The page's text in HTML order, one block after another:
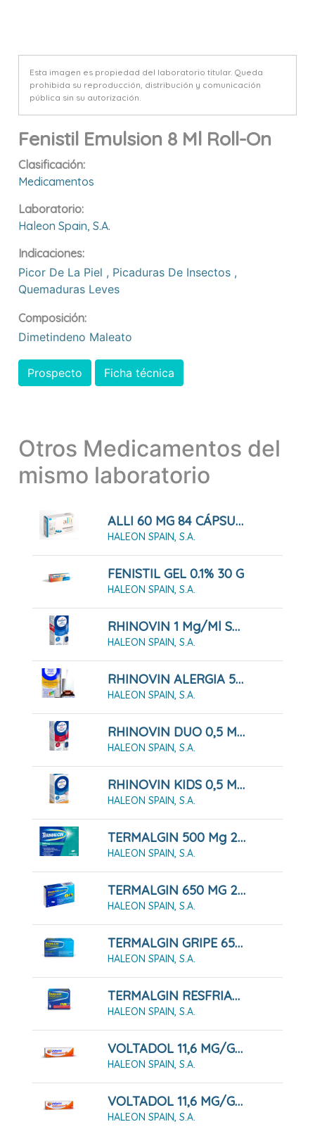
Esta imagen es propiedad del laboratorio titular. Queda
prohibida su reproducción, distribución y comunicación
pública sin su autorización.
Fenistil Emulsion 8 Ml Roll-On
Clasificación:
Medicamentos
Laboratorio:
Haleon Spain, S.a.
Indicaciones:
Picor De La Piel , Picaduras De Insectos ,
Quemaduras Leves
Composición:
Dimetindeno Maleato
Prospecto Ficha técnica
Otros Medicamentos del
mismo laboratorio
ALLI 60 MG 84 CÁPSULAS DURAS
HALEON SPAIN, S.A.
FENISTIL GEL 0.1% 30 G
HALEON SPAIN, S.A.
RHINOVIN 1 Mg/ml SPRAY NASAL 10 ML
HALEON SPAIN, S.A.
RHINOVIN ALERGIA 50 MICROGRAMOS/PULVERIZACION SUSPENSION PARA PULVERIZACION NASAL, 60 Pulverizaciones
HALEON SPAIN, S.A.
RHINOVIN DUO 0,5 MG/ML+ 0.6 MG/ML PULVERIZACION NASAL , 10 Ml
HALEON SPAIN, S.A.
RHINOVIN KIDS 0,5 Mg/ml GOTAS NASALES 10ML
HALEON SPAIN, S.A.
TERMALGIN 500 Mg 24 COMPRIMIDOS RECUBIERTOS
HALEON SPAIN, S.A.
TERMALGIN 650 MG 20 COMPRIMIDOS
HALEON SPAIN, S.A.
TERMALGIN GRIPE 650 MG/15,58 MG/4 MG GRANULADO PARA SOLUCION ORAL, 10 SOBRES
HALEON SPAIN, S.A.
TERMALGIN RESFRIADO 500 MG/30 MG POLVO PARA SOLUCION ORAL, 10 Sobres
HALEON SPAIN, S.A.
VOLTADOL 11,6 MG/G GEL, TUBO 100 G
HALEON SPAIN, S.A.
VOLTADOL 11,6 MG/G GEL, TUBO 60 G
HALEON SPAIN, S.A.